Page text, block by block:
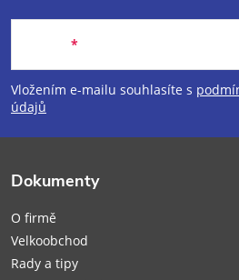
p
a
Vložením e-mailu souhlasíte s
údajů
Dokumenty
O firmě
Velkoobchod
Rady a tipy